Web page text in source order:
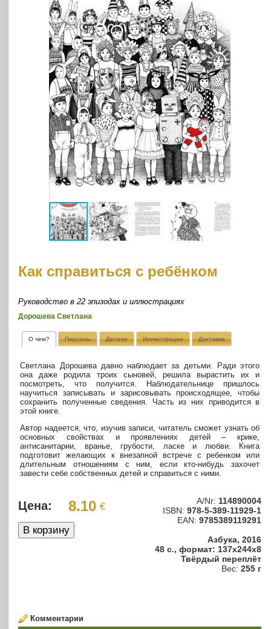
Как справиться с ребёнком
Руководство в 22 эпизодах и иллюстрациях
Дорошева Светлана
О чем? Персоны Детали Иллюстрации Доставка
Светлана Дорошева давно наблюдает за детьми. Ради этого
она даже родила троих сыновей, решила вырастить их и
посмотреть, что получится. Наблюдательнице пришлось
научиться записывать и зарисовывать происходящее, чтобы
сохранить полученные сведения. Часть из них приводится в
этой книге.
Автор надеется, что, изучив записи, читатель сможет узнать об
основных свойствах и проявлениях детей – крике,
антисанитарии, вранье, грубости, ласке и любви. Книга
подготовит желающих к внезапной встрече с ребенком или
длительным отношениям с ним, если кто-нибудь захочет
завести себе собственных детей и справиться с ними.
Цена: 8.10 € A/Nr: 114890004
ISBN: 978-5-389-11929-1
EAN: 9785389119291
Азбука, 2016
48 с., формат: 137x244x8
Твёрдый переплёт
Вес: 255 г
Комментарии